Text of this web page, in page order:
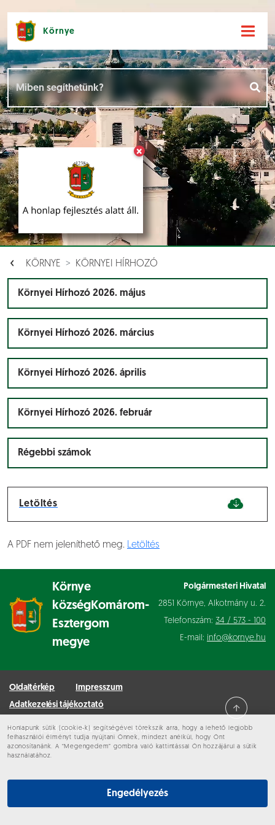
Honlapunk sütik (cookie-k) segítségével törekszik arra, hogy a lehető legjobb
felhasználói élményt tudja nyújtani Önnek, mindezt anélkül, hogy Önt
azonosítanánk. A “Megengedem” gombra való kattintással Ön hozzájárul a sütik
használatához.
Engedélyezés
×
Környe
KÖRNYE KÖRNYEI HÍRHOZÓ
Környei Hírhozó 2026. május
Környei Hírhozó 2026. március
Környei Hírhozó 2026. április
Környei Hírhozó 2026. február
Régebbi számok
Letöltés
A PDF nem jeleníthető meg. Letöltés
Környe
községKomárom-
Esztergom
megye
Polgármesteri Hivatal
2851 Környe, Alkotmány u. 2.
Telefonszám: 34 / 573 - 100
E-mail: info@kornye.hu
Oldaltérkép
Impresszum
Adatkezelési tájékoztató
Minden jog fenntartva © 2026 Környe
Hírek [
Események []
Dokumentumok []
Aloldalak [ ]